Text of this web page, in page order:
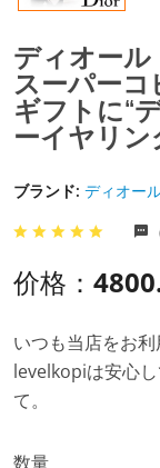
ディオー
スーパー
ギフトに“
ーイヤリン
ブランド: ディオー
价格：
いつも当店をお利
levelkopiは安心
て。
数量